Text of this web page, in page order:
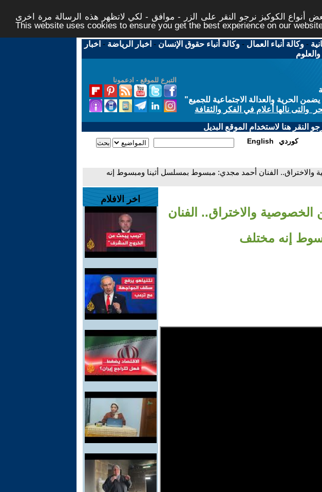
أنواع الكوكيز نرجو النقر على الزر - موافق - لكي لاتظهر هذه الرسالة مرة اخرى -
This website uses cookies to ensure you get the best experience on our
-وكالة أنباء العمال -وكالة أنباء حقوق الإنسان - اخبار الرياضة - اخبار
التبرع للموقع - ادعمونا
الحرية والعدالة الاجتماعية للجميع"
والتى نالها أعلام في الفكر والثقافة
النقر هنا لاستخدام الموقع البديل
English كوردي
الفنان أحمد مجدي: مبسوط بمسلسل أثينا ومبسوط إنه
والاختراق.. الفنان
إنه مختلف
اخر الافلام